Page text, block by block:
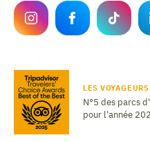
LES
N°5 des parcs
pour l'année